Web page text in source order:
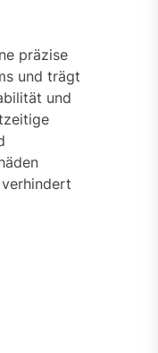
präzise
und trägt
und